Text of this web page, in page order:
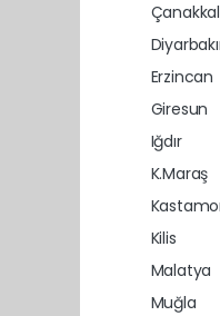
Erzincan
Giresun
Iğdır
K.Maraş
Kilis
Malatya
Muğla